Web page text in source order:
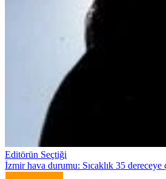
Editörün Seçtiği
İzmir hava durumu: Sıcaklık 35 dereceye